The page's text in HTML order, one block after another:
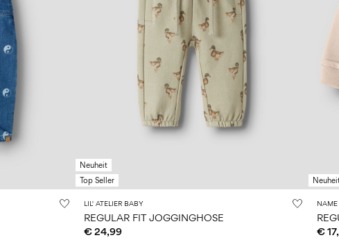
Neuheit
Top Seller
LIL' ATELIER BABY
REGULAR FIT JOGGINGHOSE
€ 24,99
€